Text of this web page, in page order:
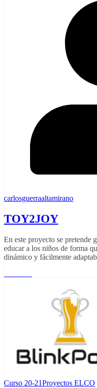
carlosguerraaltamirano
TOY2JOY
En este proyecto se pretende
educar a los niños de forma
dinámico y fácilmente
Curso 20-21Proyectos ELCO